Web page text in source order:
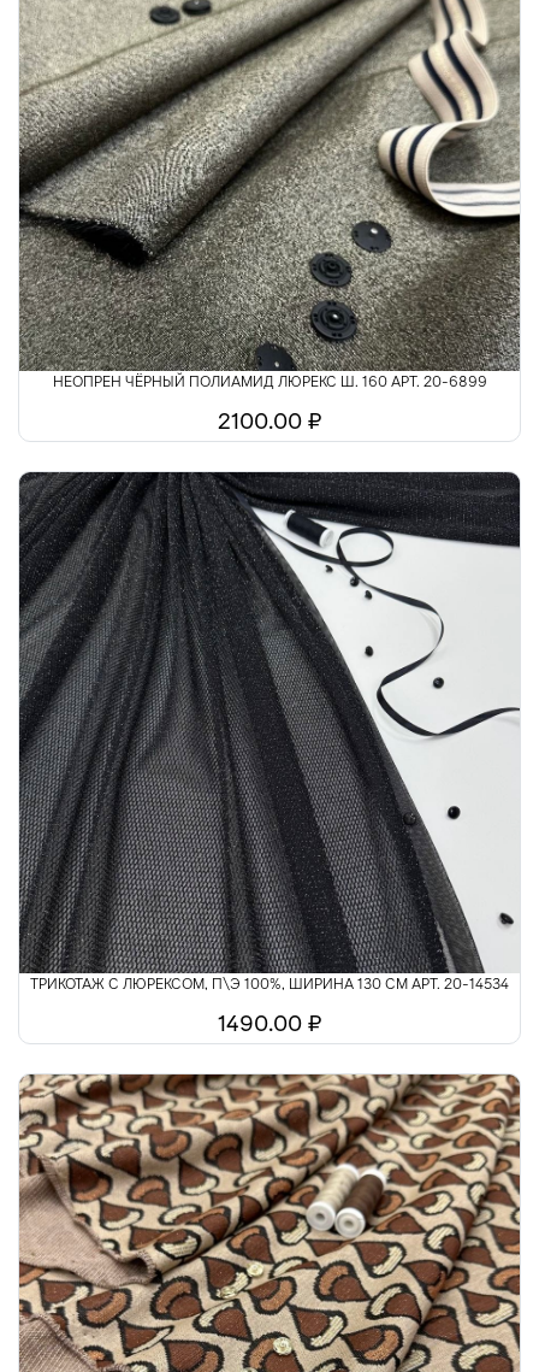
НЕОПРЕН ЧЁРНЫЙ ПОЛИАМИД ЛЮРЕКС Ш. 160 АРТ. 20-6899
2100.00 ₽
ТРИКОТАЖ С ЛЮРЕКСОМ, П\Э 100%, ШИРИНА 130 СМ АРТ. 20-14534
1490.00 ₽